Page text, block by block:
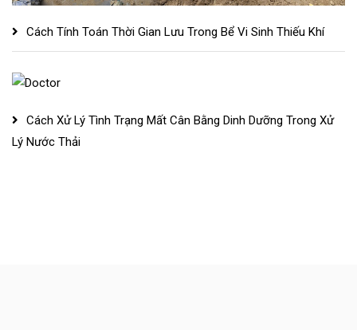
Cách Tính Toán Thời Gian Lưu Trong Bể Vi Sinh Thiếu Khí
Cách Xử Lý Tình Trạng Mất Cân Bằng Dinh Dưỡng Trong Xử
Lý Nước Thải